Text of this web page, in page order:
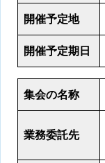
開催予定地
開催予定期日
集会の名称
業務委託先